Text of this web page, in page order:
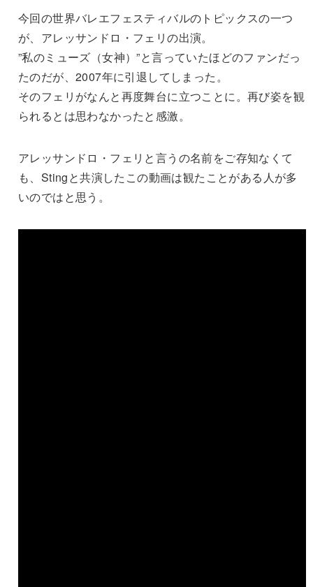
今回の世界バレエフェスティバルのトピックスの一つ
が、アレッサンドロ・フェリの出演。
”私のミューズ（女神）”と言っていたほどのファンだっ
たのだが、2007年に引退してしまった。
そのフェリがなんと再度舞台に立つことに。再び姿を観
られるとは思わなかったと感激。
アレッサンドロ・フェリと言うの名前をご存知なくて
も、Stingと共演したこの動画は観たことがある人が多
いのではと思う。